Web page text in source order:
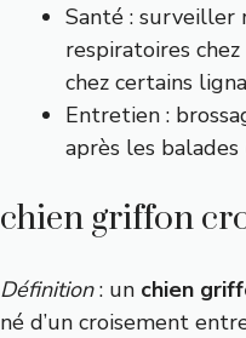
Santé : surveiller
respiratoires
chez certains
Entretien :
après les
chien griffon
Définition: un chien
né d’un croisement